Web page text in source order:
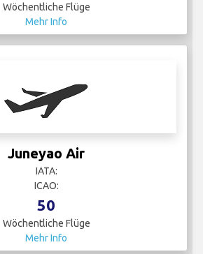
Wöchentliche Flüge
Mehr Info
Juneyao Air
IATA:
ICAO:
50
Wöchentliche Flüge
Mehr Info